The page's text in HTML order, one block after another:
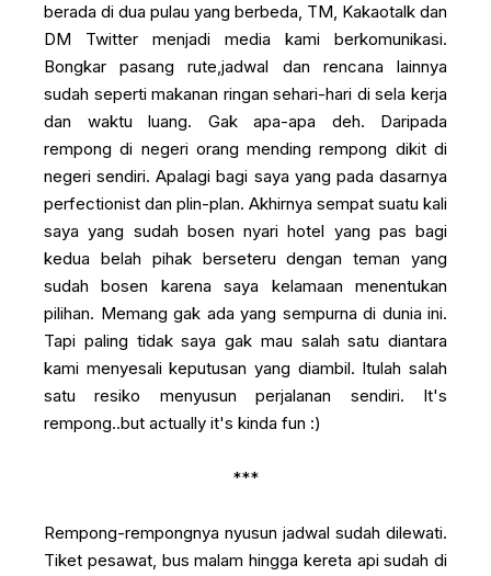
berada di dua pulau yang berbeda, TM, Kakaotalk dan
DM Twitter menjadi media kami berkomunikasi.
Bongkar pasang rute,jadwal dan rencana lainnya
sudah seperti makanan ringan sehari-hari di sela kerja
dan waktu luang. Gak apa-apa deh. Daripada
rempong di negeri orang mending rempong dikit di
negeri sendiri. Apalagi bagi saya yang pada dasarnya
perfectionist dan plin-plan. Akhirnya sempat suatu kali
saya yang sudah bosen nyari hotel yang pas bagi
kedua belah pihak berseteru dengan teman yang
sudah bosen karena saya kelamaan menentukan
pilihan. Memang gak ada yang sempurna di dunia ini.
Tapi paling tidak saya gak mau salah satu diantara
kami menyesali keputusan yang diambil. Itulah salah
satu resiko menyusun perjalanan sendiri. It's
rempong..but actually it's kinda fun :)
***
Rempong-rempongnya nyusun jadwal sudah dilewati.
Tiket pesawat, bus malam hingga kereta api sudah di